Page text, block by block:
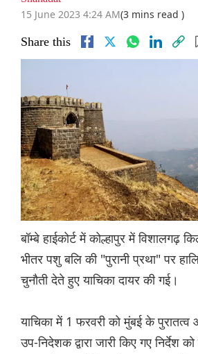
15 June 2023 4:24 AM(3 mins read )
Share this
बॉम्बे हाईकोर्ट में कोल्हापुर में विशालगढ़
भीतर पशु बलि की "पुरानी प्रथा" पर
चुनौती देते हुए याचिका दायर की गई।
याचिका में 1 फरवरी को मुंबई के
उप-निदेशक द्वारा जारी किए गए निर्देश